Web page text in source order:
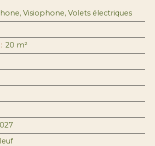
Visiophone, Volets électriques
: 20 m²